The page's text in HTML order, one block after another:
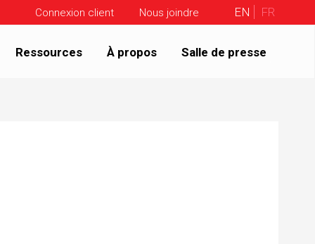
Connexion client Nous joindre EN FR
Ressources À propos Salle de presse